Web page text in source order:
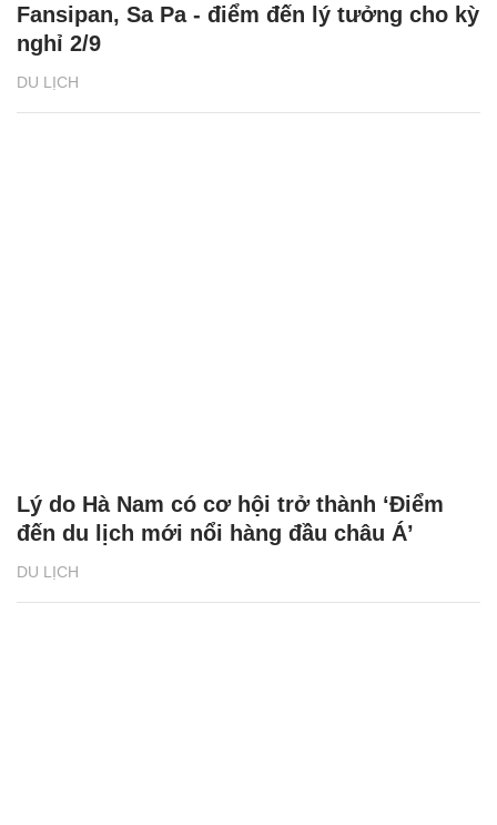
DU LỊCH
Fansipan, Sa Pa - điểm đến lý tưởng cho kỳ
nghỉ 2/9
DU LỊCH
Lý do Hà Nam có cơ hội trở thành ‘Điểm
đến du lịch mới nổi hàng đầu châu Á’